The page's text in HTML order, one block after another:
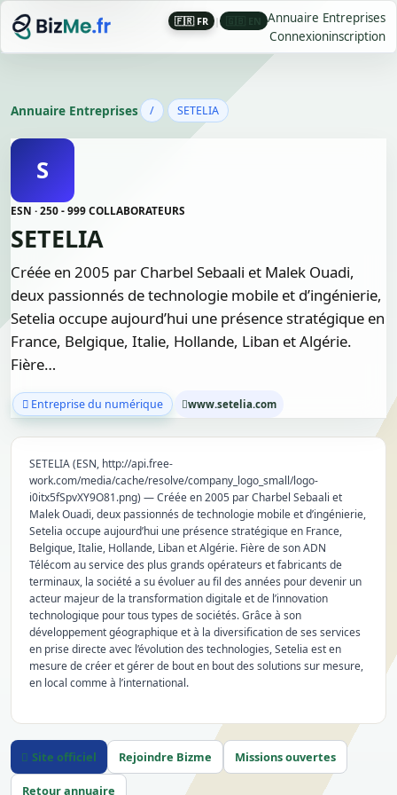
🇫🇷 FR |
Annuaire Entreprises
Connexioninscription
Annuaire Entreprises / SETELIA
S
ESN · 250 - 999 COLLABORATEURS
SETELIA
Créée en 2005 par Charbel Sebaali et Malek Ouadi,
deux passionnés de technologie mobile et d’ingénierie,
Setelia occupe aujourd’hui une présence stratégique en
France, Belgique, Italie, Hollande, Liban et Algérie.
Fière…
Entreprise du numérique www.setelia.com
SETELIA (ESN, http://api.free-
work.com/media/cache/resolve/company_logo_small/logo-
i0itx5fSpvXY9O81.png) — Créée en 2005 par Charbel Sebaali et
Malek Ouadi, deux passionnés de technologie mobile et d’ingénierie,
Setelia occupe aujourd’hui une présence stratégique en France,
Belgique, Italie, Hollande, Liban et Algérie. Fière de son ADN
Télécom au service des plus grands opérateurs et fabricants de
terminaux, la société a su évoluer au fil des années pour devenir un
acteur majeur de la transformation digitale et de l’innovation
technologique pour tous types de sociétés. Grâce à son
développement géographique et à la diversification de ses services
en prise directe avec l’évolution des technologies, Setelia est en
mesure de créer et gérer de bout en bout des solutions sur mesure,
en local comme à l’international.
Site officiel Rejoindre Bizme Missions ouvertes
Retour annuaire